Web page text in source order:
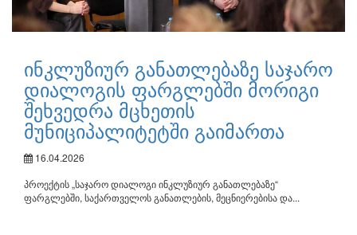
ინკლუზიურ განათლებაზე საჯარო
დიალოგის ფარგლებში მორიგი
შეხვედრა მცხეთის
მუნიციპალიტეტში გაიმართა
16.04.2026
პროექტის „საჯარო დიალოგი ინკლუზიურ განათლებაზე“
ფარგლებში, საქართველოს განათლების, მეცნიერებისა და...